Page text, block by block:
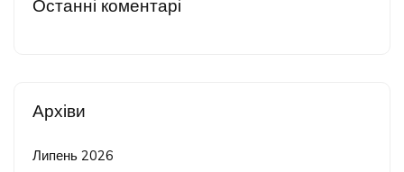
Останні коментарі
Архіви
Липень 2026